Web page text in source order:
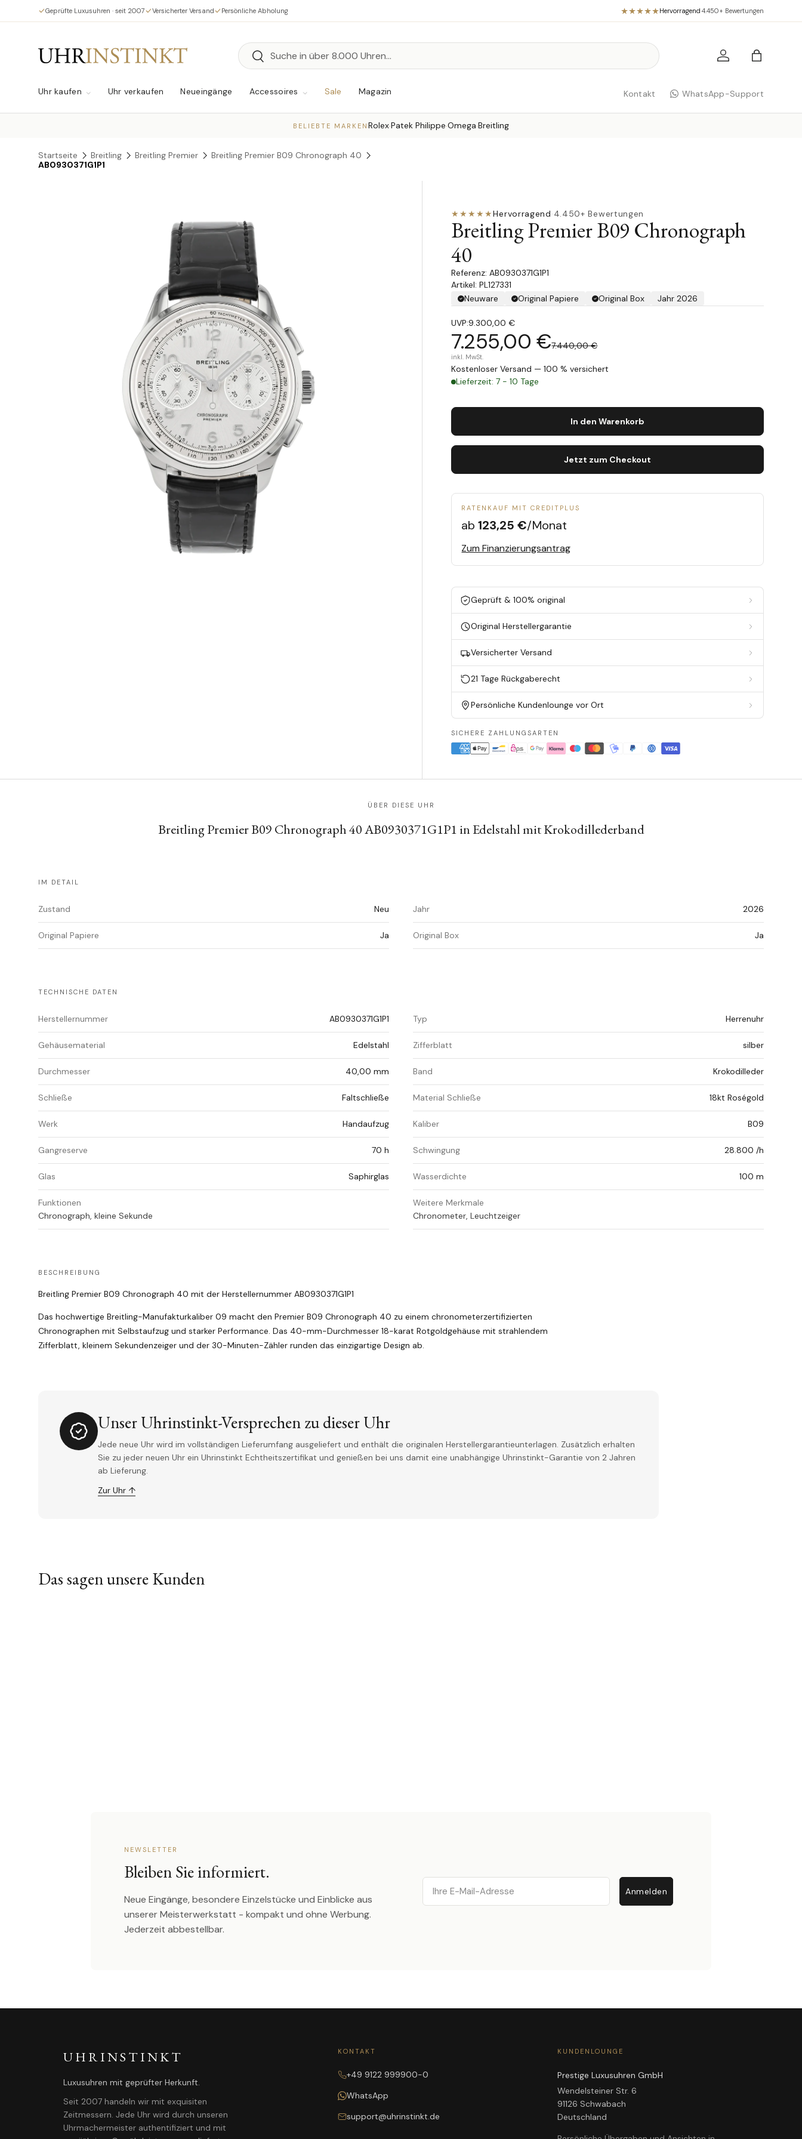
Direkt zum Inhalt
Geprüfte Luxusuhren · seit 2007 Versicherter Versand Persönliche Abholung Hervorragend·4.450+ Bewertungen
Suchen
Suchen Einloggen
Uhr kaufen Uhr verkaufen Neueingänge Accessoires Sale Magazin Kontakt WhatsApp-Support
BELIEBTE MARKEN Rolex·Patek Philippe·Omega·Breitling
Startseite Breitling Breitling Premier
Breitling Premier B09 Chronograph 40
AB0930371G1P1
Zu Produktinformationen springen
★★★★★Hervorragend·4.450+ Bewertungen
Breitling Premier B09 Chronograph
40
AB0930371G1P1
Artikel: PL127331
Neuware
Original Papiere Original Box Jahr 2026
UVP:9.300,00 €
7.255,00 €7.440,00 €
inkl. MwSt.
Kostenloser Versand — 100 % versichert
Lieferzeit: 7 - 10 Tage
In den Warenkorb
Jetzt zum Checkout
RATENKAUF MIT CREDITPLUS
ab123,25 €/Monat
Zum Finanzierungsantrag
Geprüft & 100% original
Original Herstellergarantie
Versicherter Versand
21 Tage Rückgaberecht
Persönliche Kundenlounge vor Ort
SICHERE ZAHLUNGSARTEN
ÜBER DIESE UHR
Breitling Premier B09 Chronograph 40 AB0930371G1P1 in Edelstahl mit Krokodillederband
IM DETAIL
Zustand Neu Jahr 2026
Original Papiere Ja Original Box Ja
TECHNISCHE DATEN
Herstellernummer AB0930371G1P1 Typ Herrenuhr
Gehäusematerial Edelstahl Zifferblatt silber
Durchmesser 40,00 mm Band Krokodilleder
Schließe Faltschließe Material Schließe 18kt Roségold
Werk Handaufzug Kaliber B09
Gangreserve 70 h Schwingung 28.800 /h
Glas Saphirglas Wasserdichte 100 m
Funktionen
Chronograph, kleine Sekunde
Weitere Merkmale
Chronometer, Leuchtzeiger
BESCHREIBUNG
Breitling Premier B09 Chronograph 40 mit der Herstellernummer AB0930371G1P1
Das hochwertige Breitling-Manufakturkaliber 09 macht den Premier B09 Chronograph 40 zu einem chronometerzertifizierten
Chronographen mit Selbstaufzug und starker Performance. Das 40-mm-Durchmesser 18-karat Rotgoldgehäuse mit strahlendem
Zifferblatt, kleinem Sekundenzeiger und der 30-Minuten-Zähler runden das einzigartige Design ab.
Unser Uhrinstinkt-Versprechen zu dieser Uhr
Jede neue Uhr wird im vollständigen Lieferumfang ausgeliefert und enthält die originalen Herstellergarantieunterlagen. Zusätzlich erhalten
Sie zu jeder neuen Uhr ein Uhrinstinkt Echtheitszertifikat und genießen bei uns damit eine unabhängige Uhrinstinkt-Garantie von 2 Jahren
ab Lieferung.
Zur Uhr ↑
Das sagen unsere Kunden
NEWSLETTER
Bleiben Sie informiert.
Neue Eingänge, besondere Einzelstücke und Einblicke aus
unserer Meisterwerkstatt - kompakt und ohne Werbung.
Jederzeit abbestellbar.
Email
Anmelden
UHRINSTINKT
Luxusuhren mit geprüfter Herkunft.
Seit 2007 handeln wir mit exquisiten
Zeitmessern. Jede Uhr wird durch unseren
Uhrmachermeister authentifiziert und mit
KONTAKT
+49 9122 999900-0
WhatsApp
support@uhrinstinkt.de
KUNDENLOUNGE
Prestige Luxusuhren GmbH
Wendelsteiner Str. 6
91126 Schwabach
Deutschland